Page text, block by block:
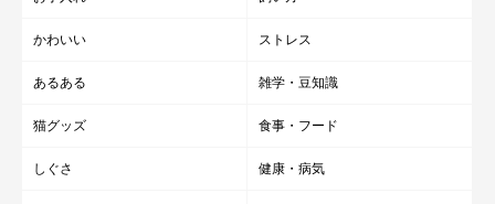
かわいい ストレス
あるある 雑学・豆知識
猫グッズ 食事・フード
しぐさ 健康・病気